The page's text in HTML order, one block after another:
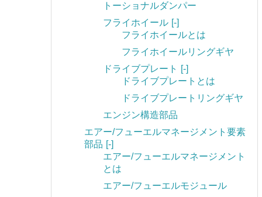
トーショナルダンパー
フライホイール [-]
フライホイールとは
フライホイールリングギヤ
ドライブプレート
[-]
ドライブプレートとは
ドライブプレートリングギヤ
エンジン構造部品
エアー/フューエルマネージメント要素
部品 [-]
エアー/フューエルマネージメント
とは
エアー/フューエルモジュール